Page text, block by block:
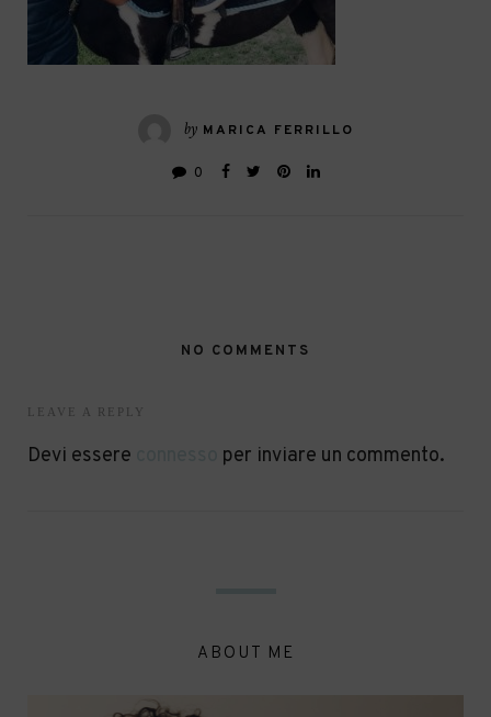
by MARICA FERRILLO
0
NO COMMENTS
LEAVE A REPLY
Devi essere per inviare un commento.
ABOUT ME